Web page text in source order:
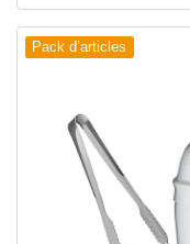
Pack d’articles